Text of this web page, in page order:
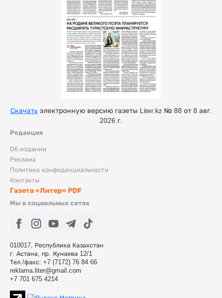
Редакция
Об издании
Реклама
Политика конфиденциальности
Контакты
Газета «Литер» PDF
Мы в социальных сетях
010017, Республика Казахстан
г. Астана, пр. Кунаева 12/1
Тел./факс: +7 (7172) 76 84 66
reklama.liter@gmail.com
+7 701 675 4214
Скачатьэлектронную версию газеты Liter.kz № 88 от 8 авг.
2026 г.